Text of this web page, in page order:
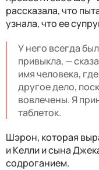
рассказала, что
узнала, что ее
У него всегда
привыкла, —
имя человека,
другое дело,
вовлечены. Я
таблеток.
Шэрон, которая
и Келли и сына
содроганием.